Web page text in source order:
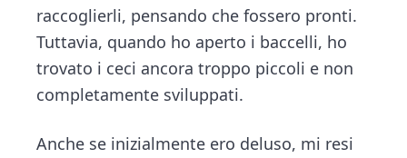
raccoglierli, pensando che fossero pronti.
Tuttavia, quando ho aperto i baccelli, ho
trovato i ceci ancora troppo piccoli e non
completamente sviluppati.
Anche se inizialmente ero deluso, mi resi